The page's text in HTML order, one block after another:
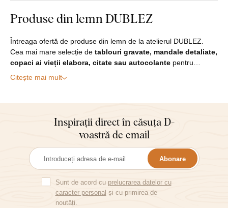
Produse din lemn DUBLEZ
Întreaga ofertă de produse din lemn de la atelierul DUBLEZ.
Cea mai mare selecție de tablouri gravate, mandale detaliate,
copaci ai vieții elabora, citate sau autocolante pentru…
Citește mai mult
Inspirații direct în căsuța D-
voastră de email
Abonare
Sunt de acord cu prelucrarea datelor cu
caracter personal și cu primirea de
noutăți.